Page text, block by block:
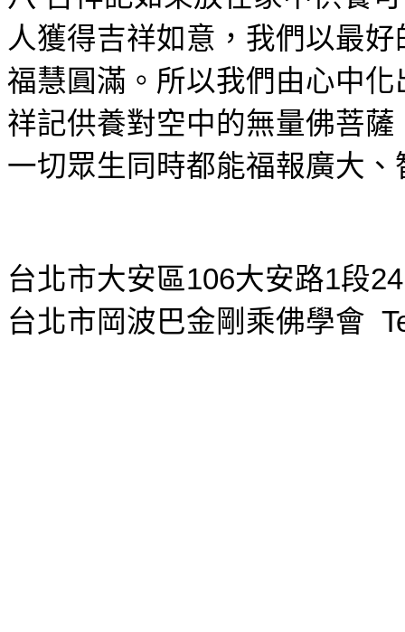
人獲得吉祥如意，我們以最
福慧圓滿。所以我們由心中
祥記供養對空中的無量佛菩
一切眾生同時都能福報廣大、
台北市大安區106大安路1段
台北市岡波巴金剛乘佛學會